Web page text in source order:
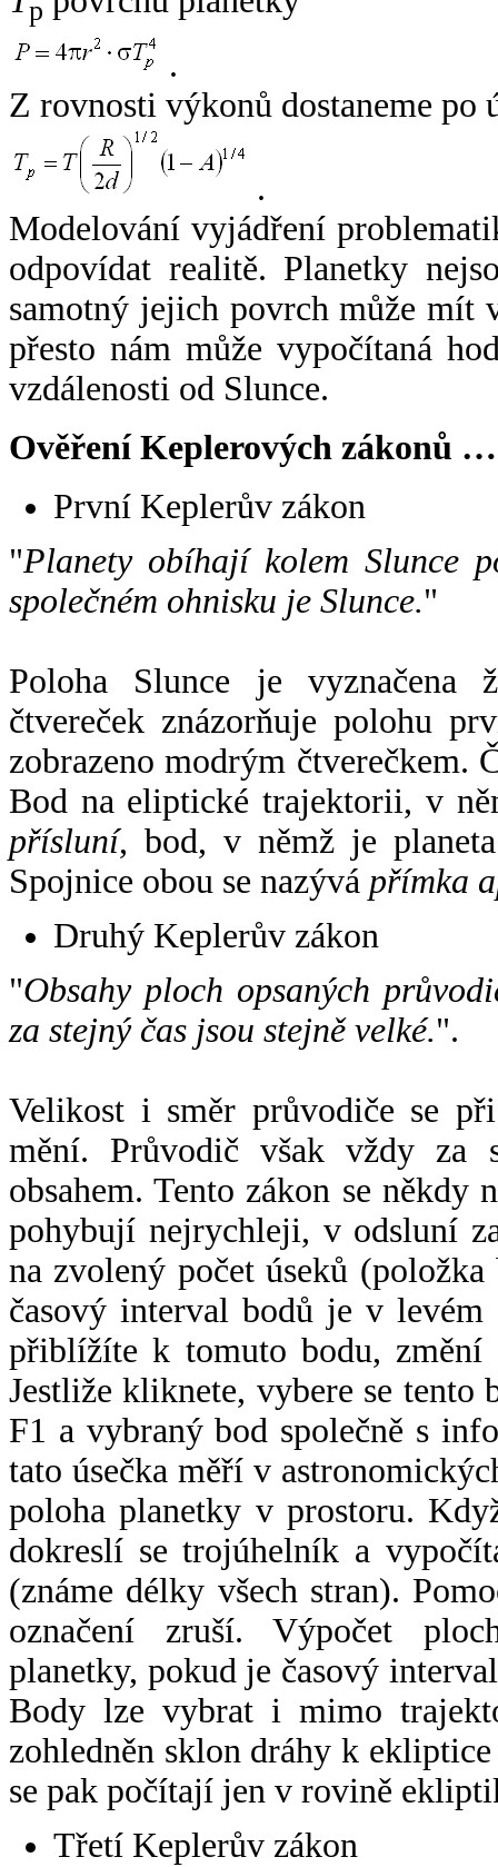
p
.
Z rovnosti výkonů dostaneme po
.
Modelování vyjádření
odpovídat realitě. Planetky
samotný jejich povrch může mít
přesto nám může vypočítaná
vzdálenosti od Slunce.
Ověření Keplerových zákonů …
První Keplerův zákon
"Planety obíhají kolem Slunce
společném ohnisku je Slunce."
Poloha Slunce je vyznačena
čtvereček znázorňuje polohu
zobrazeno modrým čtverečkem.
Bod na eliptické trajektorii, v
přísluní, bod, v němž je
Spojnice obou se nazývá přímka
Druhý Keplerův zákon
"Obsahy ploch opsaných
za stejný čas jsou stejně velké.".
Velikost i směr průvodiče se
mění. Průvodič však vždy za
obsahem. Tento zákon se někdy
pohybují nejrychleji, v odsluní
na zvolený počet úseků
časový interval bodů je v
přiblížíte k tomuto bodu,
Jestliže kliknete, vybere se tento
F1 a vybraný bod společně s
tato úsečka měří v
poloha planetky v prostoru.
dokreslí se trojúhelník a
(známe délky všech stran).
označení zruší. Výpočet
planetky, pokud je časový
Body lze vybrat i mimo
zohledněn sklon dráhy k
se pak počítají jen v rovině
Třetí Keplerův zákon